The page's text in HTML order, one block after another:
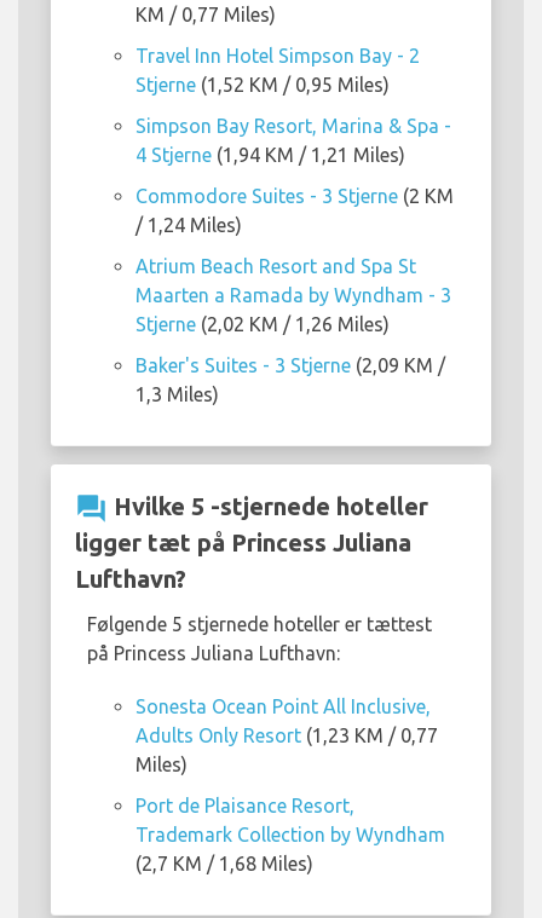
KM / 0,77 Miles)
Travel Inn Hotel Simpson Bay - 2
Stjerne (1,52 KM / 0,95 Miles)
Simpson Bay Resort, Marina & Spa -
4 Stjerne (1,94 KM / 1,21 Miles)
Commodore Suites - 3 Stjerne (2 KM
/ 1,24 Miles)
Atrium Beach Resort and Spa St
Maarten a Ramada by Wyndham - 3
Stjerne (2,02 KM / 1,26 Miles)
Baker's Suites - 3 Stjerne (2,09 KM /
1,3 Miles)
question_answer Hvilke 5 -stjernede hoteller
ligger tæt på Princess Juliana
Lufthavn?
Følgende 5 stjernede hoteller er tættest
på Princess Juliana Lufthavn:
Sonesta Ocean Point All Inclusive,
Adults Only Resort (1,23 KM / 0,77
Miles)
Port de Plaisance Resort,
Trademark Collection by Wyndham
(2,7 KM / 1,68 Miles)